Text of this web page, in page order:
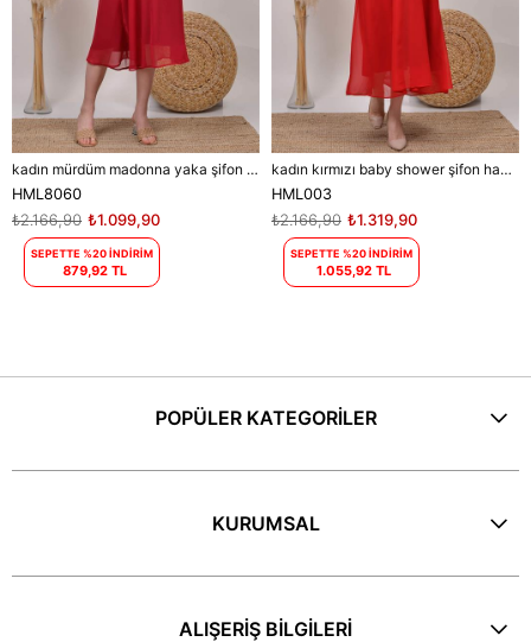
kadın mürdüm madonna yaka şifon hamile elbisesi DPHML8060
HML8060
₺1.099,90
₺2.166,90
SEPETTE %20 İNDİRİM
879,92 TL
kadın kırmızı baby shower şifon hamile elbise DPHML003
HML003
₺1.319,90
₺2.166,90
SEPETTE %20 İNDİRİM
1.055,92 TL
POPÜLER KATEGORİLER
KURUMSAL
ALIŞERİŞ BİLGİLERİ